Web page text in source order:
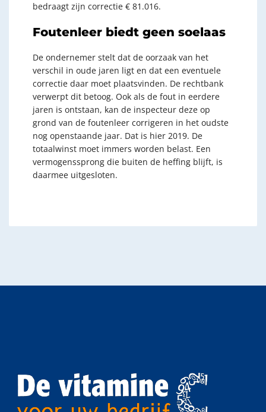
bedraagt zijn correctie € 81.016.
Foutenleer biedt geen soelaas
De ondernemer stelt dat de oorzaak van het
verschil in oude jaren ligt en dat een eventuele
correctie daar moet plaatsvinden. De rechtbank
verwerpt dit betoog. Ook als de fout in eerdere
jaren is ontstaan, kan de inspecteur deze op
grond van de foutenleer corrigeren in het oudste
nog openstaande jaar. Dat is hier 2019. De
totaalwinst moet immers worden belast. Een
vermogenssprong die buiten de heffing blijft, is
daarmee uitgesloten.